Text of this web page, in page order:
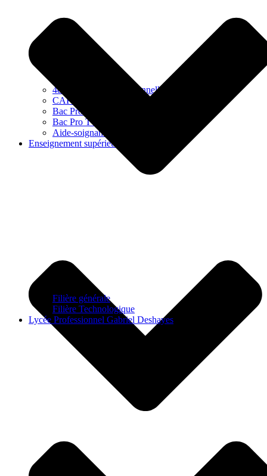
Filière générale
Filière Technologique
Lycée Professionnel Gabriel Deshayes
4ème et 3ème Professionnelle
CAPA SAPVER
Bac Pro SAPAT
Bac Pro TCVA
Aide-soignant (DEAS)
Enseignement supérieur